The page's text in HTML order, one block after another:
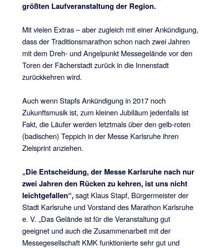
größten Laufveranstaltung der Region.
Mit vielen Extras – aber zugleich mit einer Ankündigung,
dass der Traditionsmarathon schon nach zwei Jahren
mit dem Dreh- und Angelpunkt Messegelände vor den
Toren der Fächerstadt zurück in die Innenstadt
zurückkehren wird.
Auch wenn Stapfs Ankündigung in 2017 noch
Zukunftsmusik ist, zum kleinen Jubiläum jedenfalls ist
Fakt, die Läufer werden letztmals über den gelb-roten
(badischen) Teppich in der Messe Karlsruhe ihren
Zielsprint anziehen.
„Die Entscheidung, der Messe Karlsruhe nach nur
zwei Jahren den Rücken zu kehren, ist uns nicht
leichtgefallen“,sagt Klaus Stapf, Bürgermeister der
Stadt Karlsruhe und Vorstand des Marathon Karlsruhe
e. V. „Das Gelände ist für die Veranstaltung gut
geeignet und auch die Zusammenarbeit mit der
Messegesellschaft KMK funktionierte sehr gut und